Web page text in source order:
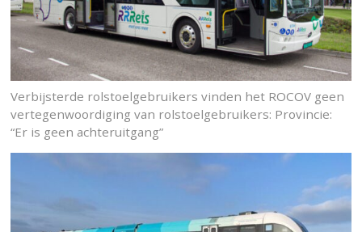
Verbijsterde rolstoelgebruikers vinden het ROCOV geen
vertegenwoordiging van rolstoelgebruikers: Provincie:
“Er is geen achteruitgang”